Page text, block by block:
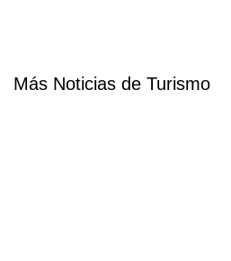
Más Noticias de Turismo